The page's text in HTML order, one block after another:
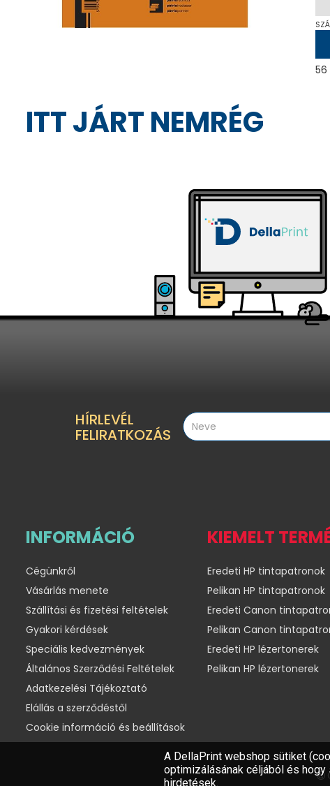
56
ITT JÁRT NEMRÉG
HÍRLEVÉL
FELIRATKOZÁS
INFORMÁCIÓ
Cégünkről
Vásárlás menete
Szállítási és fizetési feltételek
Gyakori kérdések
Speciális kedvezmények
Általános Szerződési Feltételek
Adatkezelési Tájékoztató
Elállás a szerződéstől
Cookie információ és beállítások
KIEMELT
Eredeti HP tintapatronok
Pelikan HP tintapatronok
Eredeti Canon
Pelikan Canon
Eredeti HP lézertonerek
Pelikan HP lézertonerek